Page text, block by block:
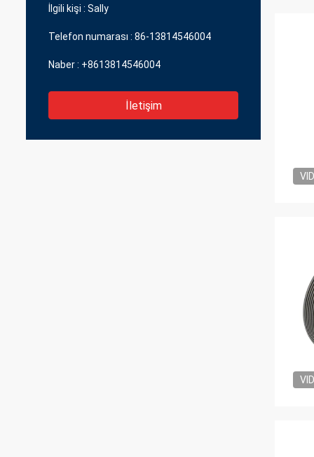
İlgili kişi : Sally
Telefon numarası : 86-13814546004
Naber : +8613814546004
İletişim